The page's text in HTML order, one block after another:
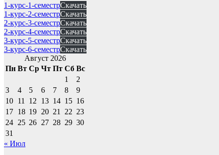
1-курс-1-семестрСкачать
1-курс-2-семестрСкачать
2-курс-3-семестрСкачать
2-курс-4-семестрСкачать
3-курс-5-семестрСкачать
3-курс-6-семестрСкачать
Август 2026
Пн Вт Ср Чт Пт Сб Вс
1
2
3
4 5 6 7 8
9
10 11 12 13 14 15 16
17 18 19 20 21 22 23
24 25 26 27 28 29 30
31
« Июл